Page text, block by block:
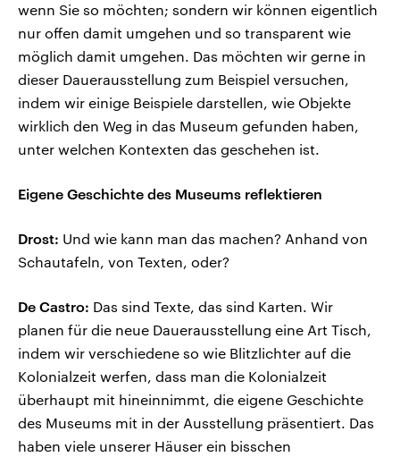
wenn Sie so möchten; sondern wir können eigentlich
nur offen damit umgehen und so transparent wie
möglich damit umgehen. Das möchten wir gerne in
dieser Dauerausstellung zum Beispiel versuchen,
indem wir einige Beispiele darstellen, wie Objekte
wirklich den Weg in das Museum gefunden haben,
unter welchen Kontexten das geschehen ist.
Eigene Geschichte des Museums reflektieren
Drost: Und wie kann man das machen? Anhand von
Schautafeln, von Texten, oder?
De Castro: Das sind Texte, das sind Karten. Wir
planen für die neue Dauerausstellung eine Art Tisch,
indem wir verschiedene so wie Blitzlichter auf die
Kolonialzeit werfen, dass man die Kolonialzeit
überhaupt mit hineinnimmt, die eigene Geschichte
des Museums mit in der Ausstellung präsentiert. Das
haben viele unserer Häuser ein bisschen